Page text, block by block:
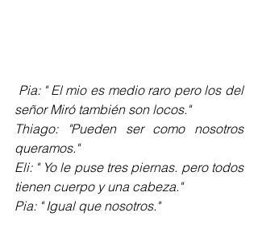
señor Miró también son locos."
Thiago: "Pueden ser como nosotros
queramos."
Eli: " Yo le puse tres piernas. pero todos
tienen cuerpo y una cabeza."
Pia: " Igual que nosotros."